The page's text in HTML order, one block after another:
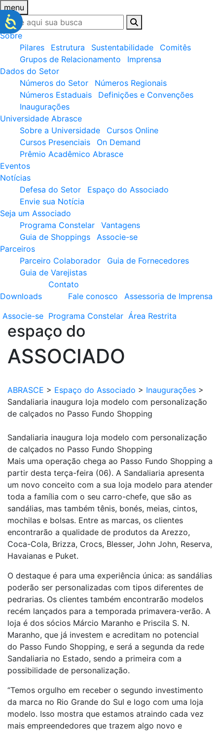
menu
Sobre
Pilares
Estrutura Sustentabilidade
Comitês
Grupos de Relacionamento
Imprensa
Dados do Setor
Números do Setor
Números Regionais
Números Estaduais
Definições e Convenções
Inaugurações
Universidade Abrasce
Sobre a Universidade
Cursos Online
Cursos Presenciais
On Demand
Prêmio Acadêmico Abrasce
Eventos
Notícias
Defesa do Setor
Espaço do Associado
Envie sua Notícia
Seja um Associado
Programa Constelar
Vantagens
Guia de Shoppings
Associe-se
Parceiros
Parceiro Colaborador
Guia de Fornecedores
Guia de Varejistas
Downloads
Contato
Fale conosco
Assessoria de Imprensa
Associe-se Programa Constelar Área Restrita
espaço do
ASSOCIADO
ABRASCE > Espaço do Associado > Inaugurações >
Sandaliaria inaugura loja modelo com personalização
de calçados no Passo Fundo Shopping
Sandaliaria inaugura loja modelo com personalização
de calçados no Passo Fundo Shopping
Mais uma operação chega ao Passo Fundo Shopping a
partir desta terça-feira (06). A Sandaliaria apresenta
um novo conceito com a sua loja modelo para atender
toda a família com o seu carro-chefe, que são as
sandálias, mas também tênis, bonés, meias, cintos,
mochilas e bolsas. Entre as marcas, os clientes
encontrarão a qualidade de produtos da Arezzo,
Coca-Cola, Brizza, Crocs, Blesser, John John, Reserva,
Havaianas e Puket.
O destaque é para uma experiência única: as sandálias
poderão ser personalizadas com tipos diferentes de
pedrarias. Os clientes também encontrarão modelos
recém lançados para a temporada primavera-verão. A
loja é dos sócios Márcio Maranho e Priscila S. N.
Maranho, que já investem e acreditam no potencial
do Passo Fundo Shopping, e será a segunda da rede
Sandaliaria no Estado, sendo a primeira com a
possibilidade de personalização.
“Temos orgulho em receber o segundo investimento
da marca no Rio Grande do Sul e logo com uma loja
modelo. Isso mostra que estamos atraindo cada vez
mais empreendedores que trazem algo novo e